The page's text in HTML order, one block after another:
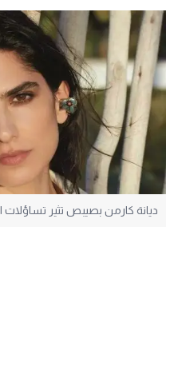
ديانة كارمن بصيبص تثير تساؤلات